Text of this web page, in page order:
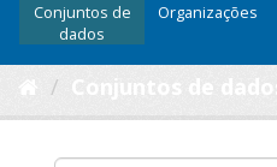
Conjuntos de
dados
Organizações